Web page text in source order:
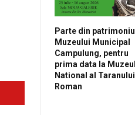
Parte din patrimoniul
Muzeului Municipal
Campulung, pentru
prima data la Muzeul
National al Taranului
Roman